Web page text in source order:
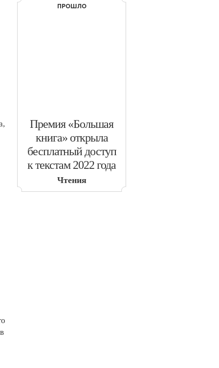
ПРОШЛО
​Премия «Большая
книга» открыла
бесплатный доступ
к текстам 2022 года
Чтения